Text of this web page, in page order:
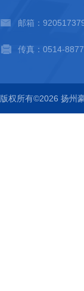
邮箱：
传真：0514-
版权所有©2026 扬州